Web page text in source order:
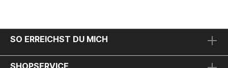
SO ERREICHST DU MICH
SHOPSERVICE